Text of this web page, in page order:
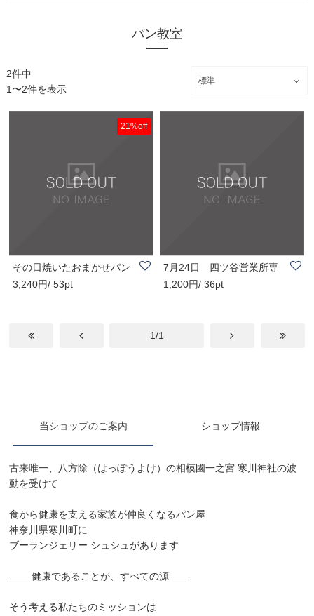
パン教室
2件中
1〜2件を表示
21%off
その日焼いたおまかせパン
セット（１３個..
3,240円/ 53pt
7月24日 四ツ谷営業所専
用ランチボックス
1,200円/ 36pt
1/1
当ショップのご案内 ショップ情報
古来唯一、八方除（はっぽうよけ）の相模國一之宮 寒川神社の波
動を受けて
食から健康を支える家族が仲良くなるパン屋
神奈川県寒川町に
ブーランジェリー シュシュがあります
—— 健康であることが、すべての源——
そう考える私たちのミッションは